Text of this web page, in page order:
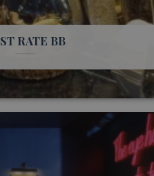
RATE BB